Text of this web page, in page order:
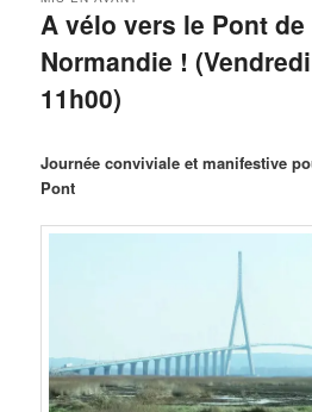
A vélo vers le Pont de
Normandie !
11h00)
Journée conviviale et manifestive
Pont